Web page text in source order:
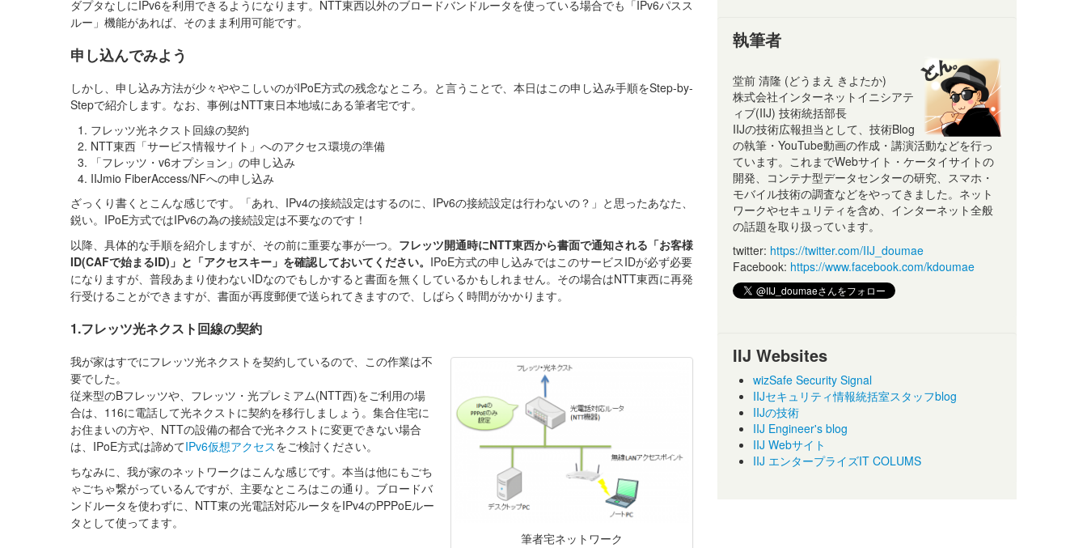
ダプタなしにIPv6を利用できるようになります。NTT東西以外のブロードバンドルータを使っている場合でも「IPv6パスス
ルー」機能があれば、そのまま利用可能です。
申し込んでみよう
しかし、申し込み方法が少々ややこしいのがIPoE方式の残念なところ。と言うことで、本日はこの申し込み手順をStep-by-
Stepで紹介します。なお、事例はNTT東日本地域にある筆者宅です。
フレッツ光ネクスト回線の契約
NTT東西「サービス情報サイト」へのアクセス環境の準備
「フレッツ・v6オプション」の申し込み
IIJmio FiberAccess/NFへの申し込み
ざっくり書くとこんな感じです。「あれ、IPv4の接続設定はするのに、IPv6の接続設定は行わないの？」と思ったあなた、
鋭い。IPoE方式ではIPv6の為の接続設定は不要なのです！
以降、具体的な手順を紹介しますが、その前に重要な事が一つ。 フレッツ開通時にNTT東西から書面で通知される「お客様
ID(CAFで始まるID)」と「アクセスキー」を確認しておいてください。 IPoE方式の申し込みではこのサービスIDが必ず必要
になりますが、普段あまり使わないIDなのでもしかすると書面を無くしているかもしれません。その場合はNTT東西に再発
行受けることができますが、書面が再度郵便で送られてきますので、しばらく時間がかかります。
1.フレッツ光ネクスト回線の契約
筆者宅ネットワーク
我が家はすでにフレッツ光ネクストを契約しているので、この作業は不
要でした。
従来型のBフレッツや、フレッツ・光プレミアム(NTT西)をご利用の場
合は、116に電話して光ネクストに契約を移行しましょう。集合住宅に
お住まいの方や、NTTの設備の都合で光ネクストに変更できない場合
は、IPoE方式は諦めてIPv6仮想アクセスをご検討ください。
ちなみに、我が家のネットワークはこんな感じです。本当は他にもごち
ゃごちゃ繋がっているんですが、主要なところはこの通り。ブロードバ
ンドルータを使わずに、NTT東の光電話対応ルータをIPv4のPPPoEルー
タとして使ってます。
執筆者
堂前 清隆 (どうまえ きよたか)
株式会社インターネットイニシアテ
ィブ(IIJ) 技術統括部長
IIJの技術広報担当として、技術Blog
の執筆・YouTube動画の作成・講演活動などを行っ
ています。これまでWebサイト・ケータイサイトの
開発、コンテナ型データセンターの研究、スマホ・
モバイル技術の調査などをやってきました。ネット
ワークやセキュリティを含め、インターネット全般
の話題を取り扱っています。
twitter: https://twitter.com/IIJ_doumae
Facebook: https://www.facebook.com/kdoumae
IIJ Websites
wizSafe Security Signal
IIJセキュリティ情報統括室スタッフblog
IIJの技術
IIJ Engineer's blog
IIJ Webサイト
IIJ エンタープライズIT COLUMS